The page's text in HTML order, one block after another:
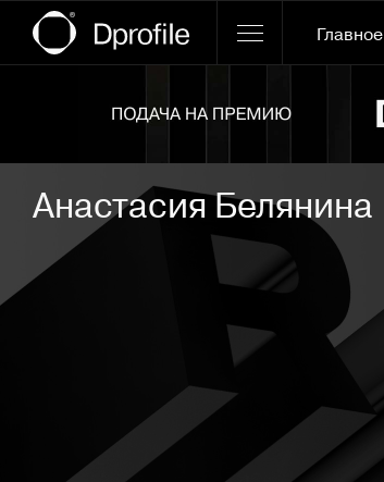
Главное
Анастасия Белянина